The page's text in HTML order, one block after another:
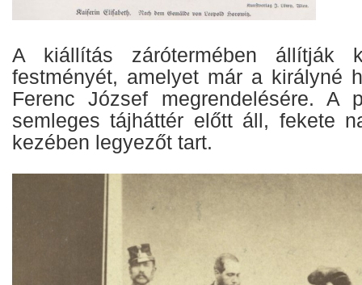
A kiállítás zárótermében állítják
festményét, amelyet már a királyné
Ferenc József megrendelésére. A
semleges tájháttér előtt áll, fekete
kezében legyezőt tart.